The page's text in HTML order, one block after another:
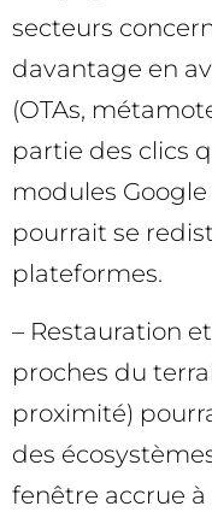
secteurs
davantage en
(OTAs,
partie des clics
modules
pourrait se
plateformes.
– Restauration
proches du
proximité)
des
fenêtre accrue à